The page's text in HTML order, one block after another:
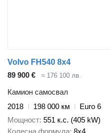
Volvo FH540 8x4
89 900 €
≈ 176 100 лв.
Камион самосвал
2018
198 000 км
Euro 6
Мощност 551 к.с. (405 kW)
Колесна формула 8x4